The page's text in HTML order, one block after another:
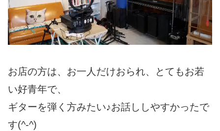
お店の方は、お一人だけおられ、とてもお若
い好青年で、
ギターを弾く方みたい♪お話ししやすかったで
す(^-^)